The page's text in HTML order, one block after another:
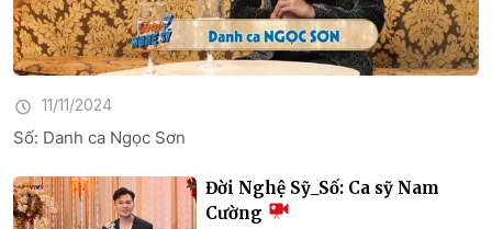
11/11/2024
Số: Danh ca Ngọc Sơn
Đời Nghệ Sỹ_Số: Ca sỹ Nam
Cường